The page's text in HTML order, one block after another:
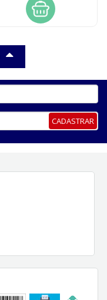
CADASTRAR